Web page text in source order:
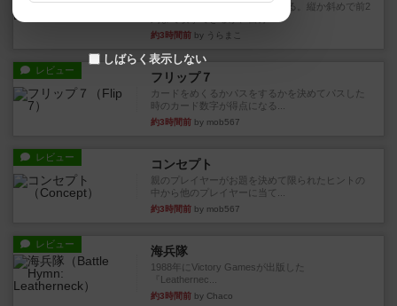
火牛を引き連れて敵を殲滅させる。縦か斜めで前2
約3時間前 by うらまこ
レビュー フリップ７
カードをめくるかパスをするかを決めてパスした
時のカード数字が得点になる...
約3時間前 by mob567
レビュー コンセプト
親のプレイヤーがお題を決めて限られたヒントの
中から他のプレイヤーに当て...
約3時間前 by mob567
レビュー 海兵隊
1988年にVictory Gamesが出版した
『Leathernec...
約3時間前 by Chaco
しばらく表示しない